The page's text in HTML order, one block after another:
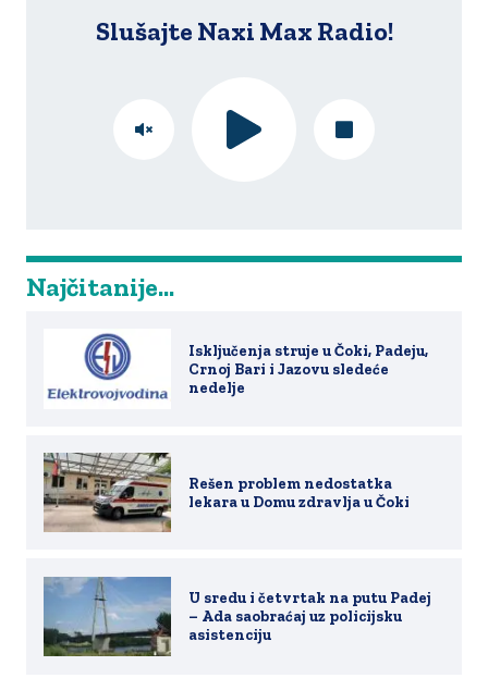
Slušajte Naxi Max Radio!
Najčitanije...
Isključenja struje u Čoki, Padeju,
Crnoj Bari i Jazovu sledeće
nedelje
Rešen problem nedostatka
lekara u Domu zdravlja u Čoki
U sredu i četvrtak na putu Padej
– Ada saobraćaj uz policijsku
asistenciju